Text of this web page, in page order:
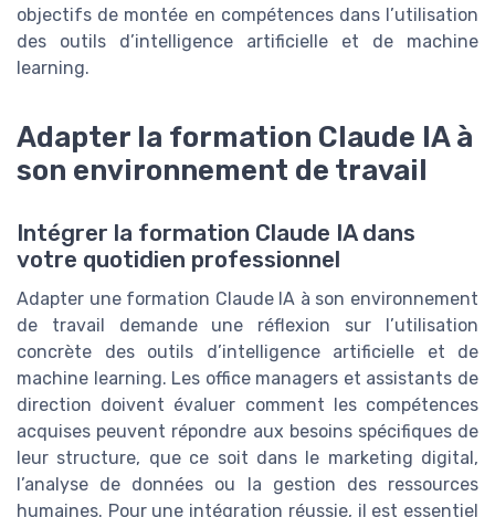
objectifs de montée en compétences dans l’utilisation
des outils d’intelligence artificielle et de machine
learning.
Adapter la formation Claude IA à
son environnement de travail
Intégrer la formation Claude IA dans
votre quotidien professionnel
Adapter une formation Claude IA à son environnement
de travail demande une réflexion sur l’utilisation
concrète des outils d’intelligence artificielle et de
machine learning. Les office managers et assistants de
direction doivent évaluer comment les compétences
acquises peuvent répondre aux besoins spécifiques de
leur structure, que ce soit dans le marketing digital,
l’analyse de données ou la gestion des ressources
humaines. Pour une intégration réussie, il est essentiel